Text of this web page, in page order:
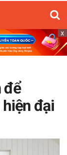
x
để
đại